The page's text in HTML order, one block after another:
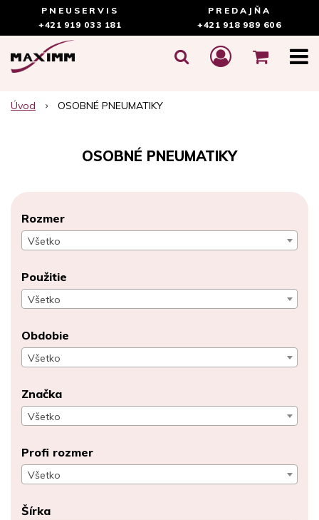
PNEUSERVIS
+421 919 033 181
PREDAJŇA
+421 918 989 606
Úvod OSOBNÉ PNEUMATIKY
OSOBNÉ PNEUMATIKY
Rozmer
Všetko
Použitie
Všetko
Obdobie
Všetko
Značka
Všetko
Profi rozmer
Všetko
Šírka